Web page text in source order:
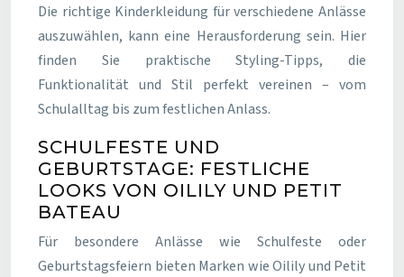
Die richtige Kinderkleidung für verschiedene Anlässe
auszuwählen, kann eine Herausforderung sein. Hier
finden Sie praktische Styling-Tipps, die
Funktionalität und Stil perfekt vereinen – vom
Schulalltag bis zum festlichen Anlass.
SCHULFESTE UND
GEBURTSTAGE: FESTLICHE
LOOKS VON OILILY UND PETIT
BATEAU
Für besondere Anlässe wie Schulfeste oder
Geburtstagsfeiern bieten Marken wie Oilily und Petit